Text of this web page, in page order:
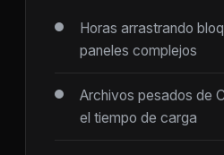
Horas arrastrando
paneles complejos
Archivos pesados de
el tiempo de carga